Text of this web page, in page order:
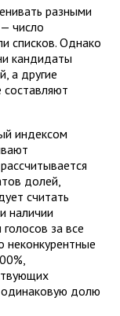
разными
число
списков. Однако
кандидаты
а другие
индексом
долей,
считать
наличии
за все
неконкурентные
одинаковую долю